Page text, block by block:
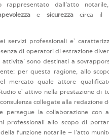
rappresentato dall’atto
e sicurezzacirca il
servizi professionali e`
di operatori di estrazione
sono destinati a
per questa ragione, allo
mercato quale attore
e` attivo nella prestazione di
collegate alla redazione
persegue la collaborazione con
professionali allo scopo di
funzione notarile – l’atto